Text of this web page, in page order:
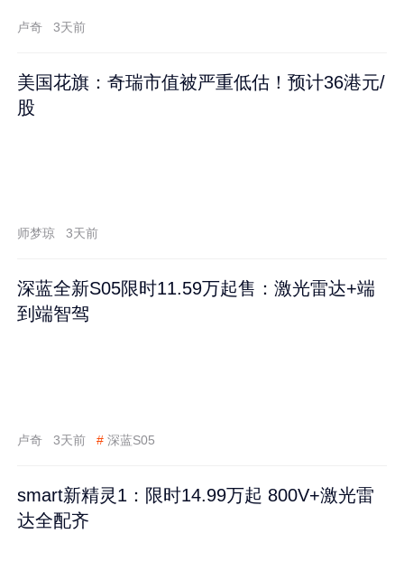
卢奇 3天前
美国花旗：奇瑞市值被严重低估！预计36港元/
股
师梦琼 3天前
深蓝全新S05限时11.59万起售：激光雷达+端
到端智驾
卢奇 3天前 # 深蓝S05
smart新精灵1：限时14.99万起 800V+激光雷
达全配齐